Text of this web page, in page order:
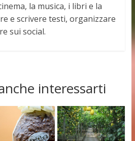
la musica, i libri e la
e scrivere testi, organizzare
sui social.
interessarti